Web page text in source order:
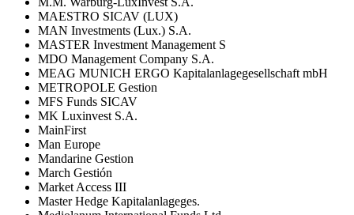
MAESTRO SICAV (LUX)
MAN Investments (Lux.) S.A.
MASTER Investment Management S
MDO Management Company S.A.
MEAG MUNICH ERGO Kapitalanlagegesellschaft mbH
METROPOLE Gestion
MFS Funds SICAV
MK Luxinvest S.A.
MainFirst
Man Europe
Mandarine Gestion
March Gestión
Market Access III
Master Hedge Kapitalanlageges.